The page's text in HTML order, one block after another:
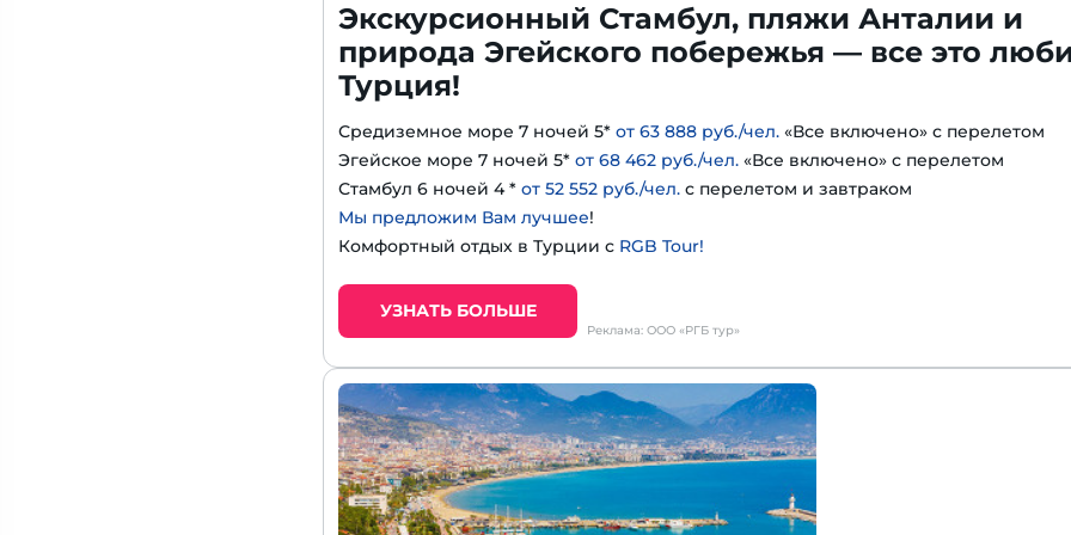
Экскурсионный Стамбул, пляжи Анталии и
природа Эгейского побережья — все это
Турция!
Средиземное море 7 ночей 5* от 63 888 руб./чел. «Все включено» с перелетом
Эгейское море 7 ночей 5* от 68 462 руб./чел. «Все включено» с перелетом
Стамбул 6 ночей 4 * от 52 552 руб./чел. с перелетом и завтраком
Мы предложим Вам лучшее!
Комфортный отдых в Турции с RGB Tour!
УЗНАТЬ БОЛЬШЕ
Реклама: ООО «РГБ тур»